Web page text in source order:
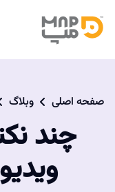
صفحه اصلی وبلاگ
چند